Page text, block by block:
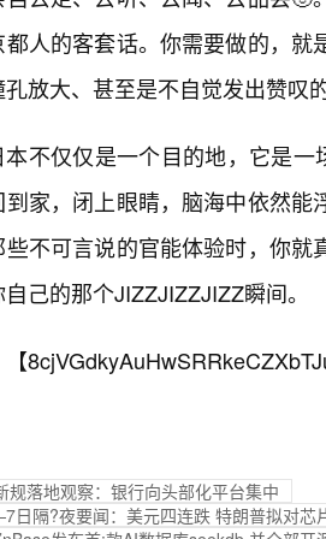
都人的客套话。你需要做的，
放大、甚至是不自觉发出赞叹
本不仅仅是一个目的地，它是
到家，闭上眼睛，脑海中依然
些不可言说的官能体验时，你
己的那个JIZZJIZZJIZZ瞬间。
【
规落地观察：银行向头部化平台集中
日隔?夜要闻：美元四连跌 特朗普拟对芯